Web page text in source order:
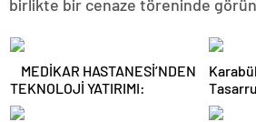
birlikte bir cenaze töreninde
MEDİKAR HASTANESİ’NDEN
TEKNOLOJİ YATIRIMI: